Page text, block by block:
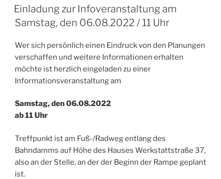
AM
Einladung zur Infoveranstaltung am
Samstag, den 06.08.2022 / 11 Uhr
Wer sich persönlich einen Eindruck von den Planungen
verschaffen und weitere Informationen erhalten
möchte ist herzlich eingeladen zu einer
Informationsveranstaltung am
Samstag, den 06.08.2022
ab 11 Uhr
Treffpunkt ist am Fuß-/Radweg entlang des
Bahndamms auf Höhe des Hauses Werkstattstraße 37,
also an der Stelle, an der der Beginn der Rampe geplant
ist.